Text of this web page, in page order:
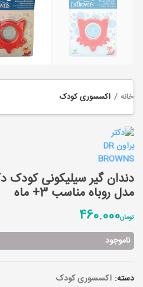
خانه اکسسوری کودک
مدل روباه مناسب 3+ ماه
تومان460.000
ناموجود
دسته: اکسسوری کودک